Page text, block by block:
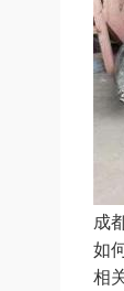
成
如
相